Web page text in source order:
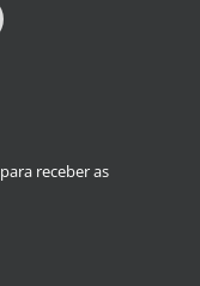
receber as